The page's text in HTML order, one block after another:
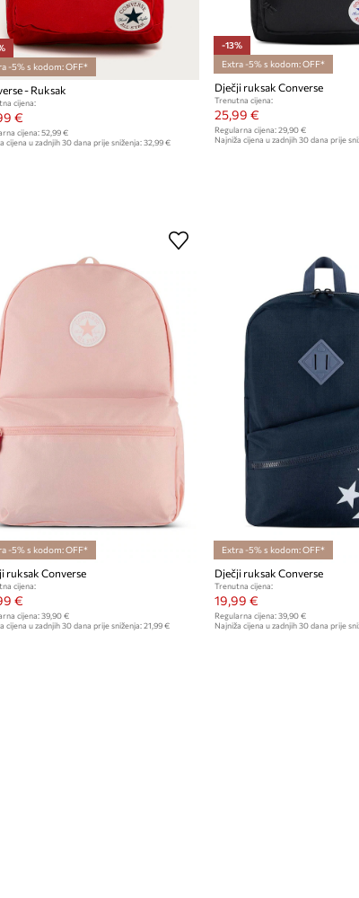
-5% s kodom: OFF*
- Ruksak
cijena:
€
cijena: 52,99 €
cijena u zadnjih 30 dana prije sniženja: 32,99 €
-13%
Extra -5% s kodom: OFF*
Dječji ruksak Converse
Trenutna cijena:
25,99 €
Regularna cijena: 29,90 €
Najniža cijena u zadnjih 30 dana prije
-5% s kodom: OFF*
ruksak Converse
cijena:
€
cijena: 39,90 €
cijena u zadnjih 30 dana prije sniženja: 21,99 €
Extra -5% s kodom: OFF*
Dječji ruksak Converse
Trenutna cijena:
19,99 €
Regularna cijena: 39,90 €
Najniža cijena u zadnjih 30 dana prije